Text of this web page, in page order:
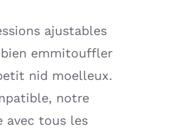
ajustables
emmitouffler
nid moelleux.
notre
avec tous les